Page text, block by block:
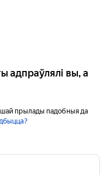
адпраўлялі вы, а
прылады падобныя да